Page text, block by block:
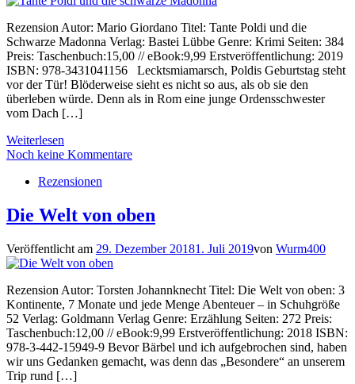
Rezension Autor: Mario Giordano Titel: Tante Poldi und die
Schwarze Madonna Verlag: Bastei Lübbe Genre: Krimi Seiten: 384
Preis: Taschenbuch:15,00 // eBook:9,99 Erstveröffentlichung: 2019
ISBN: 978-3431041156 Lecktsmiamarsch, Poldis Geburtstag steht
vor der Tür! Blöderweise sieht es nicht so aus, als ob sie den
überleben würde. Denn als in Rom eine junge Ordensschwester
vom Dach […]
Weiterlesen
Noch keine Kommentare
Rezensionen
Die Welt von oben
Veröffentlicht am 29. Dezember 20181. Juli 2019von Wurm400
Rezension Autor: Torsten Johannknecht Titel: Die Welt von oben: 3
Kontinente, 7 Monate und jede Menge Abenteuer – in Schuhgröße
52 Verlag: Goldmann Verlag Genre: Erzählung Seiten: 272 Preis:
Taschenbuch:12,00 // eBook:9,99 Erstveröffentlichung: 2018 ISBN:
978-3-442-15949-9 Bevor Bärbel und ich aufgebrochen sind, haben
wir uns Gedanken gemacht, was denn das „Besondere“ an unserem
Trip rund […]